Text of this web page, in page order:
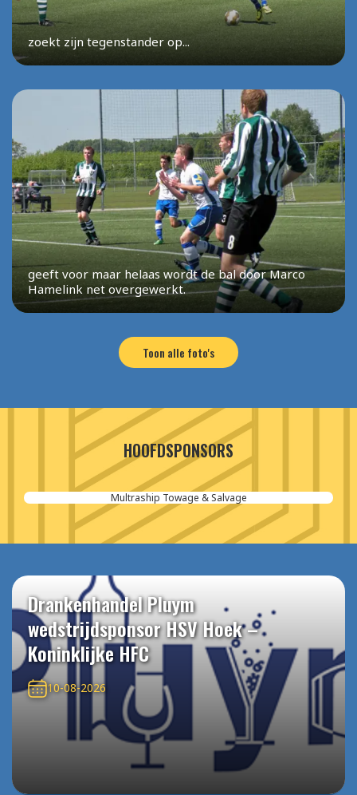
zoekt zijn tegenstander op...
geeft voor maar helaas wordt de bal door Marco
Hamelink net overgewerkt.
Toon alle foto's
HOOFDSPONSORS
Aannemersbedrijf van der Poel
Drankenhandel Pluym
wedstrijdsponsor HSV Hoek –
Koninklijke HFC
10-08-2026